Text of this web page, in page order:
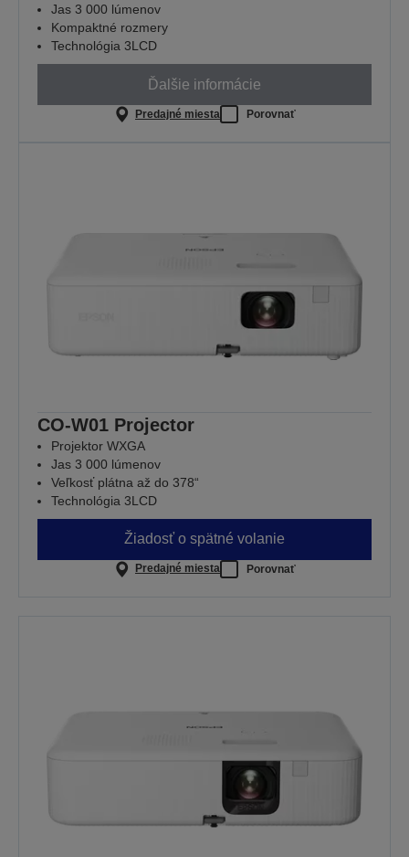
Jas 3 000 lúmenov
Kompaktné rozmery
Technológia 3LCD
Ďalšie informácie
Predajné miesta Porovnať
CO-W01 Projector
Projektor WXGA
Jas 3 000 lúmenov
Veľkosť plátna až do 378“
Technológia 3LCD
Žiadosť o spätné volanie
Predajné miesta Porovnať